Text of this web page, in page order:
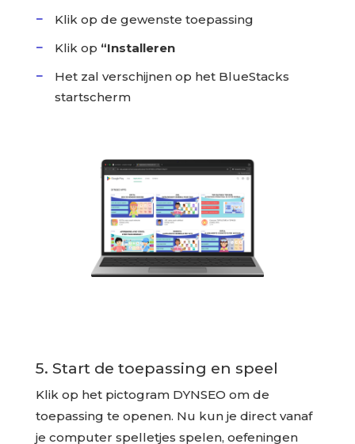
Klik op de gewenste toepassing
Klik op “Installeren
Het zal verschijnen op het BlueStacks
startscherm
5. Start de toepassing en speel
Klik op het pictogram DYNSEO om de
toepassing te openen. Nu kun je direct vanaf
je computer spelletjes spelen, oefeningen